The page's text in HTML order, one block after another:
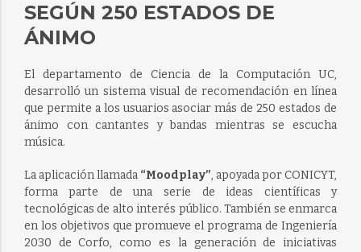
SEGÚN 250 ESTADOS DE
ÁNIMO
El departamento de Ciencia de la Computación UC,
desarrolló un sistema visual de recomendación en línea
que permite a los usuarios asociar más de 250 estados de
ánimo con cantantes y bandas mientras se escucha
música.
La aplicación llamada “Moodplay”, apoyada por CONICYT,
forma parte de una serie de ideas científicas y
tecnológicas de alto interés público. También se enmarca
en los objetivos que promueve el programa de Ingeniería
2030 de Corfo, como es la generación de iniciativas